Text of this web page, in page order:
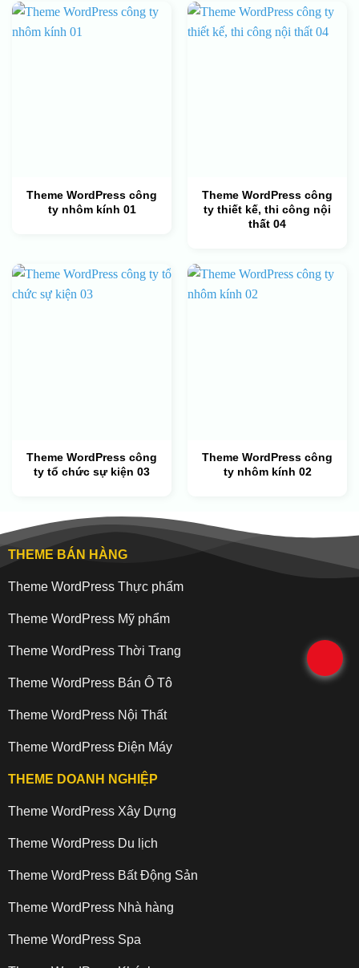
Theme WordPress công
ty nhôm kính 01
Theme WordPress công
ty thiết kế, thi công nội
thất 04
Theme WordPress công
ty tổ chức sự kiện 03
Theme WordPress công
ty nhôm kính 02
THEME BÁN HÀNG
Theme WordPress Thực phẩm
Theme WordPress Mỹ phẩm
Theme WordPress Thời Trang
Theme WordPress Bán Ô Tô
Theme WordPress Nội Thất
Theme WordPress Điện Máy
THEME DOANH NGHIỆP
Theme WordPress Xây Dựng
Theme WordPress Du lịch
Theme WordPress Bất Động Sản
Theme WordPress Nhà hàng
Theme WordPress Spa